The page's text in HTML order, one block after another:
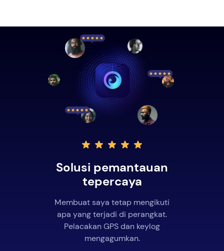
Solusi pemantauan
tepercaya
Membuat saya tetap mengikuti
apa yang terjadi di perangkat.
Pelacakan GPS dan keylog
mengagumkan.